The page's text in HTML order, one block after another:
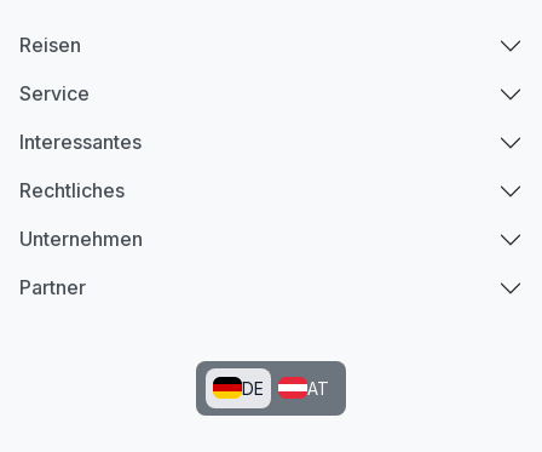
Reisen
Service
Interessantes
Rechtliches
Unternehmen
Partner
DE AT